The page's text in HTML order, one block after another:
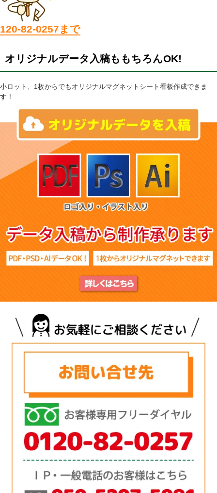
120-82-0257まで
オリジナルデータ入稿ももちろんOK!
小ロット、1枚からでもオリジナルマグネットシート看板作成できま
す！